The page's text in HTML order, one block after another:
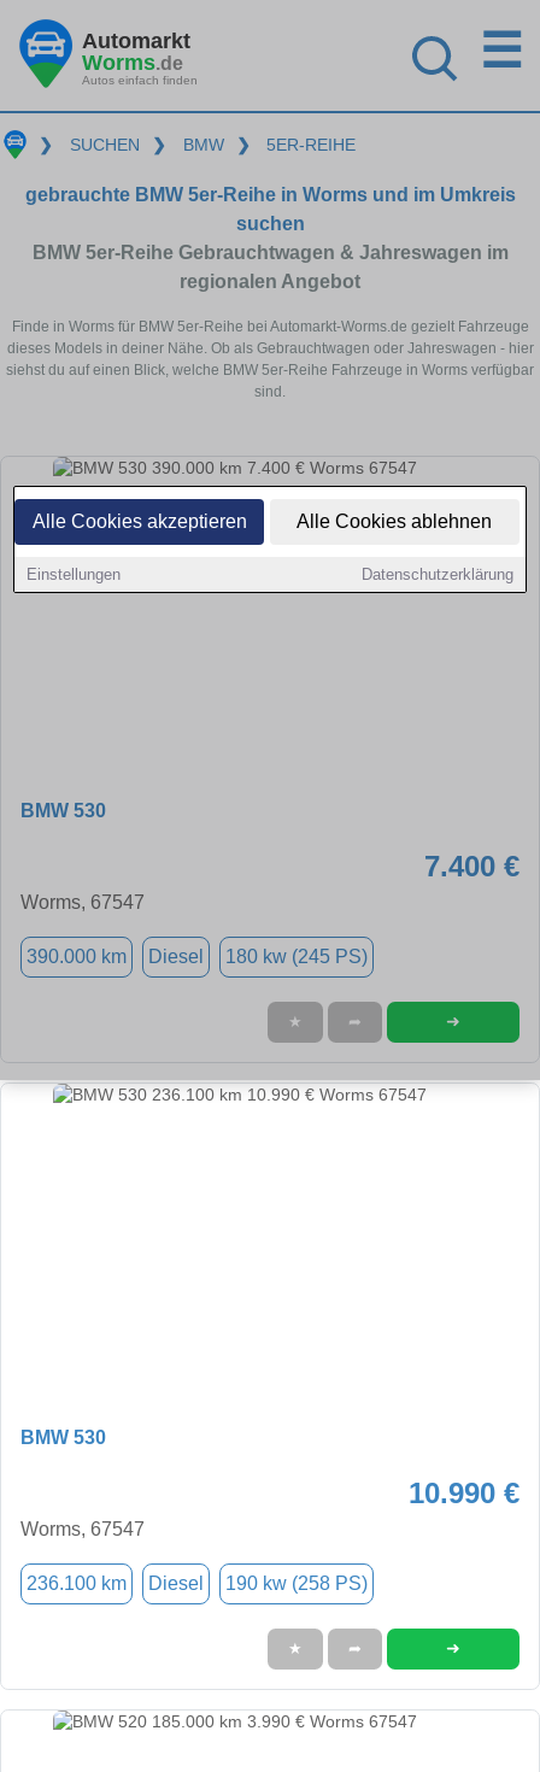
Alle Cookies akzeptieren Alle Cookies ablehnen
Einstellungen Datenschutzerklärung
Automarkt
Worms.de
Autos einfach finden
☰
❯ SUCHEN ❯ BMW ❯ 5ER-REIHE
gebrauchte BMW 5er-Reihe in Worms und im Umkreis
suchen
BMW 5er-Reihe Gebrauchtwagen & Jahreswagen im
regionalen Angebot
Finde in Worms für BMW 5er-Reihe bei Automarkt-Worms.de gezielt Fahrzeuge
dieses Models in deiner Nähe. Ob als Gebrauchtwagen oder Jahreswagen - hier
siehst du auf einen Blick, welche BMW 5er-Reihe Fahrzeuge in Worms verfügbar
sind.
BMW 530
7.400 €
Worms, 67547
390.000 km Diesel 180 kw (245 PS)
★ ➦ ➜
BMW 530
10.990 €
Worms, 67547
236.100 km Diesel 190 kw (258 PS)
★ ➦ ➜